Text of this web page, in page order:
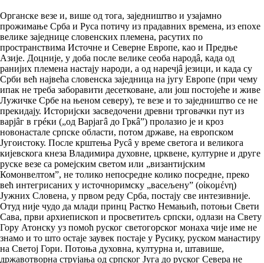
Органске везе и, више од тога, заједништво и узајамно
прожимање Срба и Руса потичу из прадавних времена, из епохе
велике заједнице словенских племена, расутих по
пространствима Источне и Северне Европе, као и Предње
Азије. Доцније, у доба после велике сеоба народâ, када од
ранијих племена настају народи, а од наречјâ језици, и када су
Срби већ највећа словенска заједница на југу Европе (при чему
ипак не треба заборавити десетковане, али још постојеће и живе
Лужичке Србе на њеном северу), те везе и то заједништво се не
прекидају. Историјски засведочени древни трговачки пут из
варјâг в грéки („од Варјагâ до Гркâ”) пролазио је и кроз
новонастале српске области, потом државе, на европском
Југоистоку. После крштења Русâ у време светога и великога
кијевскога кнеза Владимира духовне, црквене, културне и друге
руске везе са ромејским светом или „византијским
Комонвелтом”, не толико непосредне колико посредне, преко
већ интегрисаних у источноримску „васељену” (οἰκομένη)
Јужних Словена, у првом реду Срба, постају све интезивније.
Отуд није чудо да млади принц Растко Немањић, потоњи Свети
Сава, први архиепископ и просветитељ српски, одлази на Свету
Гору Атонску уз помоћ руског светогорског монаха чије име не
знамо и то што остаје заувек постаје у Русику, руском манастиру
на Светој Гори. Потоња духовна, културна и, штавише,
државотворна струјања од српског Југа до руског Севера не